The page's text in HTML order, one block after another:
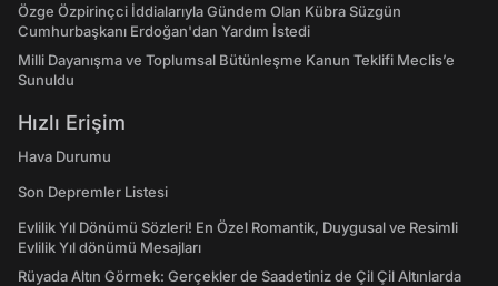
Özge Özpirinçci İddialarıyla Gündem Olan Kübra Süzgün
Cumhurbaşkanı Erdoğan'dan Yardım İstedi
Milli Dayanışma ve Toplumsal Bütünleşme Kanun Teklifi Meclis’e
Sunuldu
Hızlı Erişim
Hava Durumu
Son Depremler Listesi
Evlilik Yıl Dönümü Sözleri! En Özel Romantik, Duygusal ve Resimli
Evlilik Yıl dönümü Mesajları
Rüyada Altın Görmek: Gerçekler de Saadetiniz de Çil Çil Altınlarda